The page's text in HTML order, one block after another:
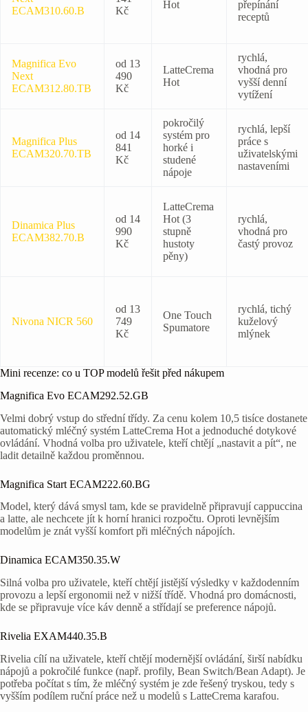
ECAM310.60.B
Kč
Hot
přepínání
receptů
Magnifica Evo
Next
ECAM312.80.TB
od 13
490
Kč
LatteCrema
Hot
rychlá,
vhodná pro
vyšší denní
vytížení
Magnifica Plus
ECAM320.70.TB
od 14
841
Kč
pokročilý
systém pro
horké i
studené
nápoje
rychlá, lepší
práce s
uživatelskými
nastaveními
Dinamica Plus
ECAM382.70.B
od 14
990
Kč
LatteCrema
Hot (3
stupně
hustoty
pěny)
rychlá,
vhodná pro
častý provoz
Nivona NICR 560
od 13
749
Kč
One Touch
Spumatore
rychlá, tichý
kuželový
mlýnek
Mini recenze: co u TOP modelů řešit před nákupem
Magnifica Evo ECAM292.52.GB
Velmi dobrý vstup do střední třídy. Za cenu kolem 10,5 tisíce dostanete
automatický mléčný systém LatteCrema Hot a jednoduché dotykové
ovládání. Vhodná volba pro uživatele, kteří chtějí „nastavit a pít“, ne
ladit detailně každou proměnnou.
Magnifica Start ECAM222.60.BG
Model, který dává smysl tam, kde se pravidelně připravují cappuccina
a latte, ale nechcete jít k horní hranici rozpočtu. Oproti levnějším
modelům je znát vyšší komfort při mléčných nápojích.
Dinamica ECAM350.35.W
Silná volba pro uživatele, kteří chtějí jistější výsledky v každodenním
provozu a lepší ergonomii než v nižší třídě. Vhodná pro domácnosti,
kde se připravuje více káv denně a střídají se preference nápojů.
Rivelia EXAM440.35.B
Rivelia cílí na uživatele, kteří chtějí modernější ovládání, širší nabídku
nápojů a pokročilé funkce (např. profily, Bean Switch/Bean Adapt). Je
potřeba počítat s tím, že mléčný systém je zde řešený tryskou, tedy s
vyšším podílem ruční práce než u modelů s LatteCrema karafou.